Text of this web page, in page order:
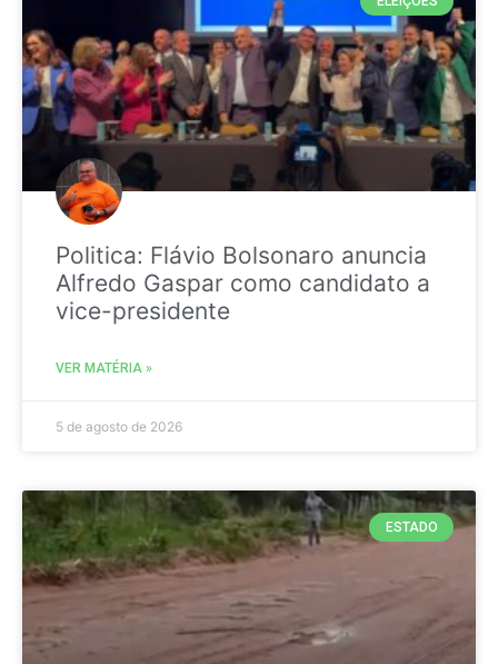
Politica: Flávio Bolsonaro anuncia
Alfredo Gaspar como candidato a
vice-presidente
VER MATÉRIA »
5 de agosto de 2026
ESTADO